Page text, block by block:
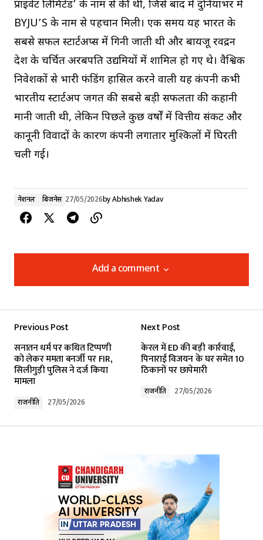
प्राइवेट लिमिटेड’ के नाम से की थी, जिसे बाद में दुनियाभर में
BYJU’S के नाम से पहचान मिली। एक समय यह भारत के
सबसे सफल स्टार्टअप्स में गिनी जाती थी और बायजू रवींद्रन
देश के चर्चित अरबपति उद्यमियों में शामिल हो गए थे। वैश्विक
निवेशकों से भारी फंडिंग हासिल करने वाली यह कंपनी कभी
भारतीय स्टार्टअप जगत की सबसे बड़ी सफलता की कहानी
मानी जाती थी, लेकिन पिछले कुछ वर्षों में वित्तीय संकट और
कानूनी विवादों के कारण कंपनी लगातार मुश्किलों में घिरती
चली गई।
नेशनल बिजनेस 27/05/2026byAbhishek Yadav
Add a comment
Add a comment
Required fields are marked*
Comment
Your E-mail*
Submit Comment
Previous Post
सनातन धर्म पर कथित टिप्पणी
को लेकर ममता बनर्जी पर FIR,
सिलीगुड़ी पुलिस ने दर्ज किया
मामला
राजनीति 27/05/2026
Next Post
केरल में ED की बड़ी कार्रवाई,
पिनाराई विजयन के घर समेत 10
ठिकानों पर छापेमारी
राजनीति 27/05/2026